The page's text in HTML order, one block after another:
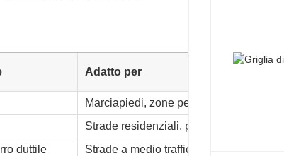
Adatto per
Marciapiedi, zone pedonali leggere
Strade residenziali, parcheggi
duttile
Strade a medio traffico, zone residenziali